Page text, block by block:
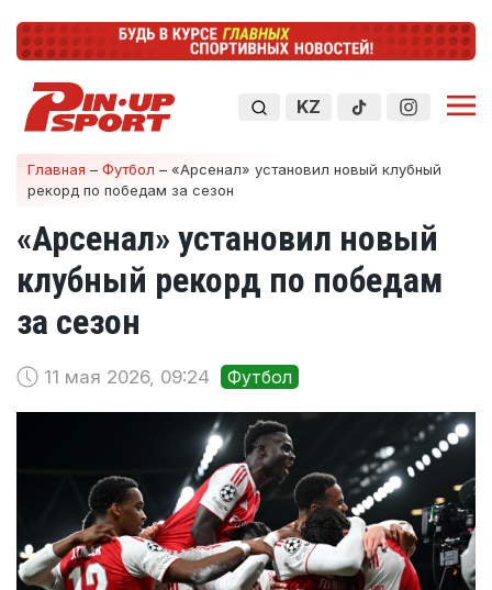
KZ
Главная – Футбол – «Арсенал» установил новый клубный
рекорд по победам за сезон
«Арсенал» установил новый
клубный рекорд по победам
за сезон
11 мая 2026, 09:24 Футбол